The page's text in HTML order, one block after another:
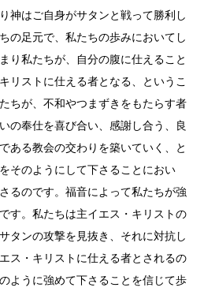
神はご自身がサタンと戦って勝利し
の足元で、私たちの歩みにおいてし
り私たちが、自分の腹に仕えること
リストに仕える者となる、というこ
ちが、不和やつまずきをもたらす者
の奉仕を喜び合い、感謝し合う、良
ある教会の交わりを築いていく、と
そのようにして下さることにおい
るのです。福音によって私たちが強
す。私たちは主イエス・キリストの
タンの攻撃を見抜き、それに対抗し
ス・キリストに仕える者とされるの
ように強めて下さることを信じて歩